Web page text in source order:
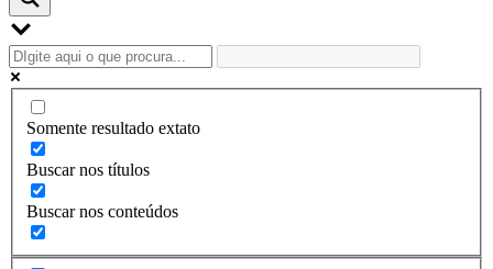
Somente resultado extato
Buscar nos títulos
Buscar nos conteúdos